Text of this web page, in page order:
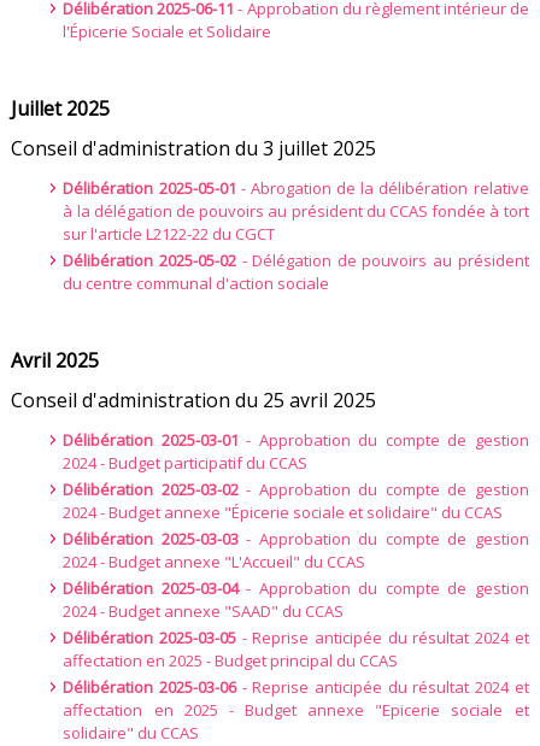
Délibération 2025-06-11 - Approbation du règlement intérieur de
l'Épicerie Sociale et Solidaire
Juillet 2025
Conseil d'administration du 3 juillet 2025
Délibération 2025-05-01 - Abrogation de la délibération relative
à la délégation de pouvoirs au président du CCAS fondée à tort
sur l'article L2122-22 du CGCT
Délibération 2025-05-02 - Délégation de pouvoirs au président
du centre communal d'action sociale
Avril 2025
Conseil d'administration du 25 avril 2025
Délibération 2025-03-01 - Approbation du compte de gestion
2024 - Budget participatif du CCAS
Délibération 2025-03-02- Approbation du compte de gestion
2024 - Budget annexe "Épicerie sociale et solidaire" du CCAS
Délibération 2025-03-03- Approbation du compte de gestion
2024 - Budget annexe "L'Accueil" du CCAS
Délibération 2025-03-04- Approbation du compte de gestion
2024 - Budget annexe "SAAD" du CCAS
Délibération 2025-03-05 - Reprise anticipée du résultat 2024 et
affectation en 2025 - Budget principal du CCAS
Délibération 2025-03-06- Reprise anticipée du résultat 2024 et
affectation en 2025 - Budget annexe "Epicerie sociale et
solidaire" du CCAS